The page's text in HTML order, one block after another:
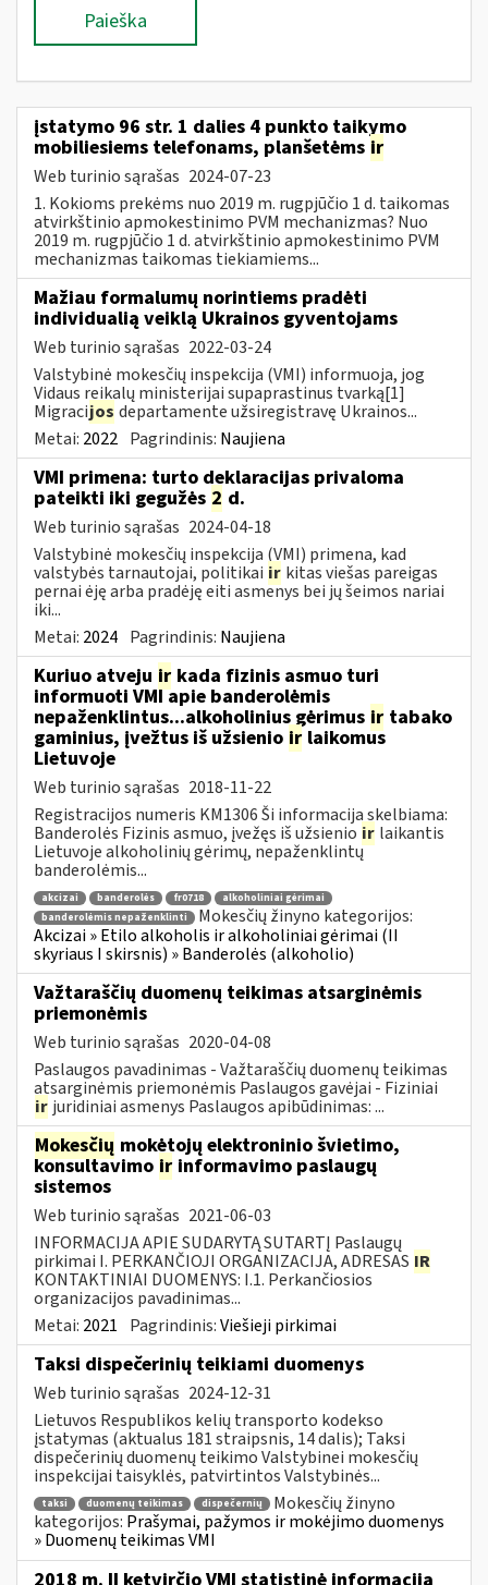
Paieška
įstatymo 96 str. 1 dalies 4 punkto taikymo
mobiliesiems telefonams, planšetėms ir
Web turinio sąrašas 2024-07-23
1. Kokioms prekėms nuo 2019 m. rugpjūčio 1 d. taikomas
atvirkštinio apmokestinimo PVM mechanizmas? Nuo
2019 m. rugpjūčio 1 d. atvirkštinio apmokestinimo PVM
mechanizmas taikomas tiekiamiems...
Mažiau formalumų norintiems pradėti
individualią veiklą Ukrainos gyventojams
Web turinio sąrašas 2022-03-24
Valstybinė mokesčių inspekcija (VMI) informuoja, jog
Vidaus reikalų ministerijai supaprastinus tvarką[1]
Migracijos departamente užsiregistravę Ukrainos...
Metai: 2022 Pagrindinis: Naujiena
VMI primena: turto deklaracijas privaloma
pateikti iki gegužės 2 d.
Web turinio sąrašas 2024-04-18
Valstybinė mokesčių inspekcija (VMI) primena, kad
valstybės tarnautojai, politikai ir kitas viešas pareigas
pernai ėję arba pradėję eiti asmenys bei jų šeimos nariai
iki...
Metai: 2024 Pagrindinis: Naujiena
Kuriuo atveju ir kada fizinis asmuo turi
informuoti VMI apie banderolėmis
nepaženklintus...alkoholinius gėrimus ir tabako
gaminius, įvežtus iš užsienio ir laikomus
Lietuvoje
Web turinio sąrašas 2018-11-22
Registracijos numeris KM1306 Ši informacija skelbiama:
Banderolės Fizinis asmuo, įvežęs iš užsienio ir laikantis
Lietuvoje alkoholinių gėrimų, nepaženklintų
banderolėmis...
akcizai banderolės fr0718
alkoholiniai gėrimai
banderolėmis nepaženklinti
Mokesčių žinyno kategorijos:
Akcizai » Etilo alkoholis ir alkoholiniai gėrimai (II
skyriaus I skirsnis) » Banderolės (alkoholio)
Važtaraščių duomenų teikimas atsarginėmis
priemonėmis
Web turinio sąrašas 2020-04-08
Paslaugos pavadinimas - Važtaraščių duomenų teikimas
atsarginėmis priemonėmis Paslaugos gavėjai - Fiziniai
ir juridiniai asmenys Paslaugos apibūdinimas: ...
Mokesčių mokėtojų elektroninio švietimo,
konsultavimo ir informavimo paslaugų
sistemos
Web turinio sąrašas 2021-06-03
INFORMACIJA APIE SUDARYTĄ SUTARTĮ Paslaugų
pirkimai I. PERKANČIOJI ORGANIZACIJA, ADRESAS IR
KONTAKTINIAI DUOMENYS: I.1. Perkančiosios
organizacijos pavadinimas...
Metai: 2021 Pagrindinis:Viešieji pirkimai
Taksi dispečerinių teikiami duomenys
Web turinio sąrašas 2024-12-31
Lietuvos Respublikos kelių transporto kodekso
įstatymas (aktualus 181 straipsnis, 14 dalis); Taksi
dispečerinių duomenų teikimo Valstybinei mokesčių
inspekcijai taisyklės, patvirtintos Valstybinės...
taksi duomenų teikimas dispečernių
Mokesčių žinyno
kategorijos: Prašymai, pažymos ir mokėjimo duomenys
» Duomenų teikimas VMI
2018 m. II ketvirčio VMI statistinė informacija